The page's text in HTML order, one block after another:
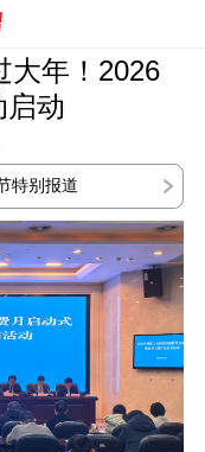
大年！2026
动
特别报道